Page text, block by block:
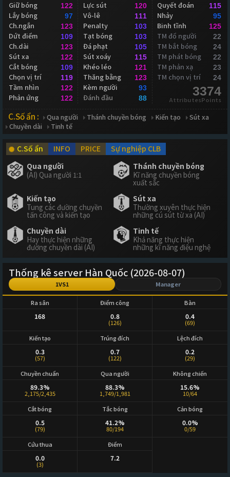
Giữ bóng 122
Lắy bóng 97
Ch.ngắn 123
Dứt điểm 109
Ch.dài 123
Sút xa 122
Cắt bóng 109
Chọn vị trí 119
Tầm nhìn 122
Phản ứng 122
Lực sút 120
Vô-lê 111
Penalty 103
Tạt bóng 103
Đá phạt 105
Sút xoáy 115
Khéo léo 121
Thăng bằng 123
Kèm người 93
Đánh đầu 88
Quyết đoán 115
Nhảy 95
Binh tĩnh 125
TM đổ người 22
TM bắt bóng 24
TM phát bóng 22
TM phản xạ 23
TM chọn vị trí 24
3374
AttributesPoints
C.Số ẩn : Qua người Thánh chuyền bóng Kiến tạo
Sút xa
Chuyền dài
Tinh tế
C.Số ẩn INFO PRICE
Sự nghiệp CLB
Qua người
(AI) Qua người 1:1
Thánh chuyền bóng
Kĩ năng chuyền bóng
xuất sắc
Kiến tạo
Tung các đường chuyền
tấn công và kiến tạo
Sút xa
Thường xuyên thực hiện
những cú sút từ xa (AI)
Chuyền dài
Hay thực hiện những
đường chuyền dài (AI)
Tinh tế
Khả năng thực hiện
những kĩ năng điệu nghệ
Thống kê server Hàn Quốc (2026-08-07)
1VS1 Manager
Ra sân
168
Điểm công
0.8
(126)
Bàn
0.4
(69)
Kiến tạo
0.3
(57)
Trúng đích
0.7
(122)
Lệch đích
0.2
(29)
Chuyền chuẩn
89.3%
2,175/2,435
Qua người
88.3%
1,749/1,981
Không chiến
15.6%
10/64
Cắt bóng
0.5
(79)
Tắc bóng
41.2%
80/194
Cản bóng
0.0%
0/59
Cứu thua
0.0
(3)
Điểm
7.2